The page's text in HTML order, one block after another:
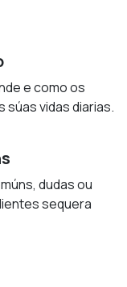
e como os
vidas diarias.
dudas ou
sequera